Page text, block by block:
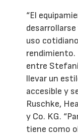
“El
uso
rendimiento.
entre
llevar un
accesible y
Ruschke,
y Co. KG.
tiene como